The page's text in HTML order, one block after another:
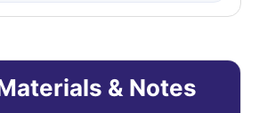
& Notes